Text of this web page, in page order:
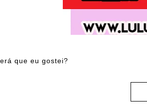
que eu gostei?